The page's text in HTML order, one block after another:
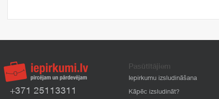
+371 25113311
Pasūtītājiem
Iepirkumu izsludināšana
Kāpēc izsludināt?